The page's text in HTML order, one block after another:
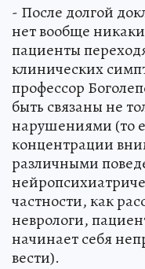
- После долгой
нет вообще
пациенты
клинических
профессор
быть связаны не
нарушениями (то
концентрации
различными
частности, как
неврологи,
начинает себя
вести).